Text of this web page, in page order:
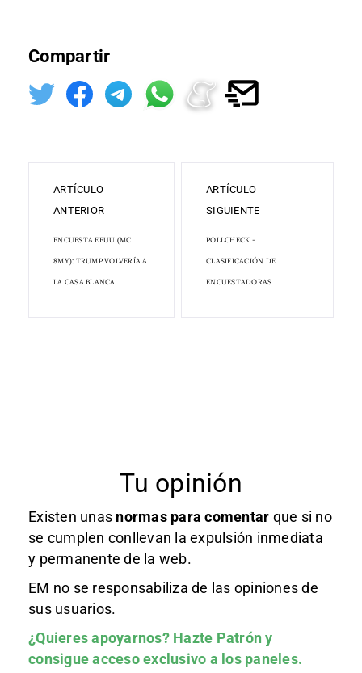
Compartir
ARTÍCULO
ANTERIOR
ENCUESTA EEUU (MC
8MY): TRUMP VOLVERÍA A
LA CASA BLANCA
ARTÍCULO
SIGUIENTE
POLLCHECK -
CLASIFICACIÓN DE
ENCUESTADORAS
Tu opinión
Existen unas normas para comentar que si no
se cumplen conllevan la expulsión inmediata
y permanente de la web.
EM no se responsabiliza de las opiniones de
sus usuarios.
¿Quieres apoyarnos? Hazte Patróny
consigue acceso exclusivo a los paneles.